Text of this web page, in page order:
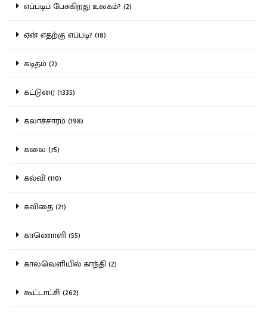
எப்படிப் பேசுகிறது உலகம்? (2)
ஏன் எதற்கு எப்படி? (18)
கடிதம் (2)
கட்டுரை (1335)
கலாச்சாரம் (198)
கலை (75)
கல்வி (110)
கவிதை (21)
காணொளி (55)
காலவெளியில் காந்தி (2)
கூட்டாட்சி (262)